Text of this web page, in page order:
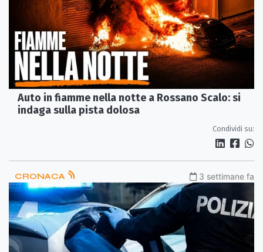
Auto in fiamme nella notte a Rossano Scalo: si
indaga sulla pista dolosa
Condividi su:
CRONACA 3 settimane fa